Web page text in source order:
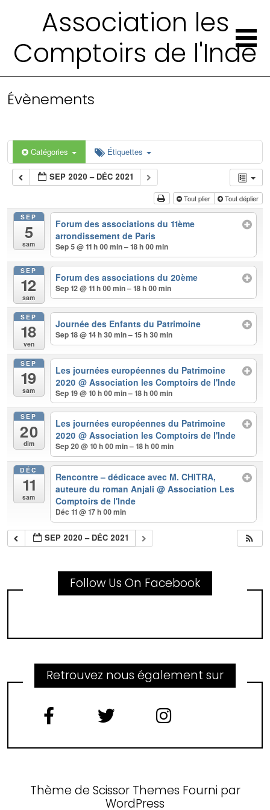
Association les
Comptoirs de l'Inde
Évènements
Catégories Étiquettes
SEP 2020 – DÉC 2021
Tout plier Tout déplier
SEP
5
sam
Forum des associations du 11ème
arrondissement de Paris
Sep 5 @ 11 h 00 min – 18 h 00 min
SEP
12
sam
Forum des associations du 20ème
Sep 12 @ 11 h 00 min – 18 h 00 min
SEP
18
ven
Journée des Enfants du Patrimoine
Sep 18 @ 14 h 30 min – 15 h 30 min
SEP
19
sam
Les journées européennes du Patrimoine
2020@ Association les Comptoirs de l'Inde
Sep 19 @ 10 h 00 min – 18 h 00 min
SEP
20
dim
Les journées européennes du Patrimoine
2020@ Association les Comptoirs de l'Inde
Sep 20 @ 10 h 00 min – 18 h 00 min
DÉC
11
sam
Rencontre – dédicace avec M. CHITRA,
auteure du roman Anjali@ Association Les
Comptoirs de l'Inde
Déc 11 @ 17 h 00 min
SEP 2020 – DÉC 2021
Follow Us On Facebook
Retrouvez nous également sur
Thème de Scissor Themes Fourni par
WordPress